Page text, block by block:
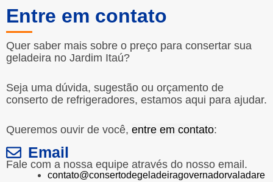
Entre em contato
Quer saber mais sobre o preço para consertar sua
geladeira no Jardim Itaú?
Seja uma dúvida, sugestão ou orçamento de
conserto de refrigeradores, estamos aqui para ajudar.
Queremos ouvir de você, entre em contato:
Email
Fale com a nossa equipe através do nosso email.
contato@consertodegeladeiragovernadorvaladare